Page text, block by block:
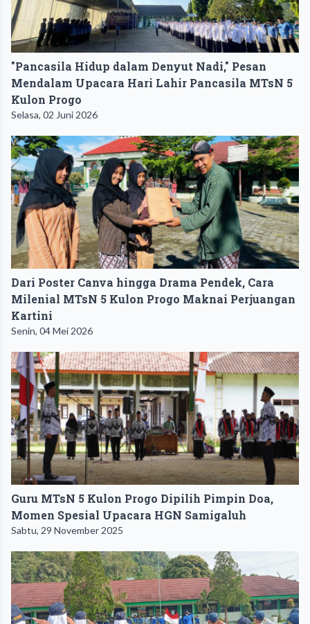
"Pancasila Hidup dalam Denyut Nadi," Pesan
Mendalam Upacara Hari Lahir Pancasila MTsN 5
Kulon Progo
Selasa, 02 Juni 2026
Dari Poster Canva hingga Drama Pendek, Cara
Milenial MTsN 5 Kulon Progo Maknai Perjuangan
Kartini
Senin, 04 Mei 2026
Guru MTsN 5 Kulon Progo Dipilih Pimpin Doa,
Momen Spesial Upacara HGN Samigaluh
Sabtu, 29 November 2025